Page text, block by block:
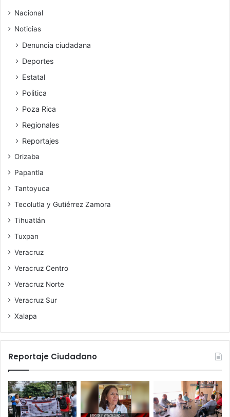
Nacional
Noticias
Denuncia ciudadana
Deportes
Estatal
Polìtica
Poza Rica
Regionales
Reportajes
Orizaba
Papantla
Tantoyuca
Tecolutla y Gutiérrez Zamora
Tihuatlán
Tuxpan
Veracruz
Veracruz Centro
Veracruz Norte
Veracruz Sur
Xalapa
Reportaje Ciudadano